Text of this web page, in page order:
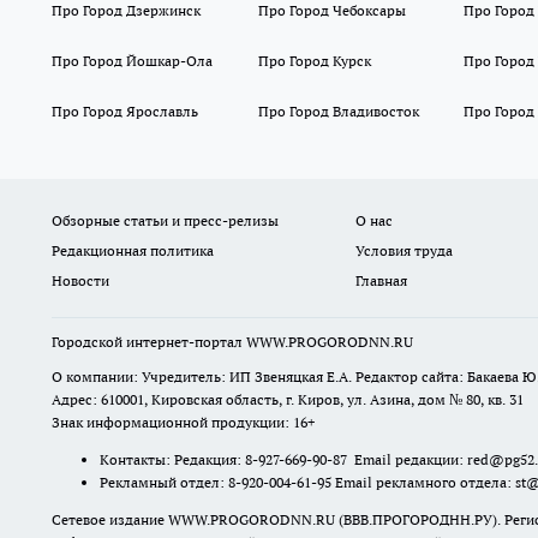
Про Город Дзержинск Про Город Чебоксары Про Город
Про Город Йошкар-Ола Про Город Курск Про
Про Город Ярославль Про Город Владивосток Про Город
Обзорные статьи и пресс-релизы О нас
Редакционная политика
Условия труда
Новости
Главная
Городской интернет-портал WWW.PROGORODNN.RU
О компании: Учредитель: ИП Звеняцкая Е.А. Редактор сайта: Бакаева
Адрес: 610001, Кировская область, г. Киров, ул. Азина, дом № 80, кв. 31
Знак информационной продукции: 16+
Контакты: Редакция: 8-927-669-90-87 Email редакции:
Рекламный отдел: 8-920-004-61-95 Email рекламного отдела:
Сетевое издание WWW.PROGORODNN.RU (ВВВ.ПРОГОРОДНН.РУ).